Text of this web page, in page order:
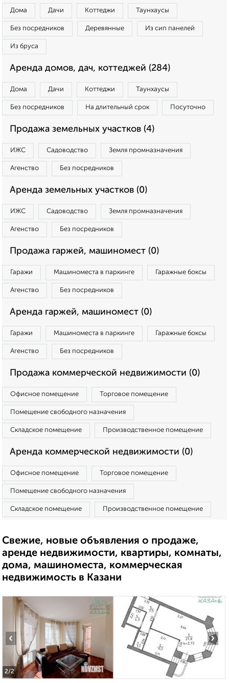
Дома Дачи Коттеджи Таунхаусы
Без посредников Деревянные Из сип панелей
Из бруса
Аренда домов, дач, коттеджей (284)
Дома Дачи Коттеджи Таунхаусы
Без посредников На длительный срок Посуточно
Продажа земельных участков (4)
ИЖС Садоводство Земля промназначения
Агенство Без посредников
Аренда земельных участков (0)
ИЖС Садоводство Земля промназначения
Агенство Без посредников
Продажа гаржей, машиномест (0)
Гаражи Машиноместа в паркинге Гаражные боксы
Агенство Без посредников
Аренда гаржей, машиномест (0)
Гаражи Машиноместа в паркинге Гаражные боксы
Агенство Без посредников
Продажа коммерческой недвижимости (0)
Офисное помещение Торговое помещение
Помещение свободного назначения
Складское помещение Производственное помещение
Аренда коммерческой недвижимости (0)
Офисное помещение Торговое помещение
Помещение свободного назначения
Складское помещение Производственное помещение
Свежие, новые объявления о продаже,
аренде недвижимости, квартиры, комнаты,
дома, машиноместа, коммерческая
недвижимость в Казани
2/2
‹ ›